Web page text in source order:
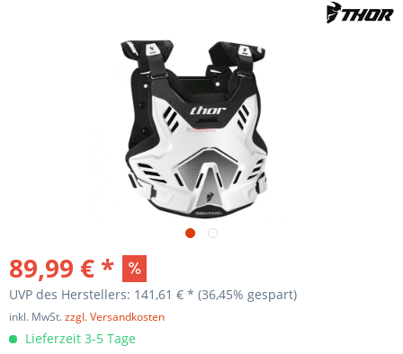
89,99 € *
UVP des Herstellers: 141,61 € * (36,45% gespart)
inkl. MwSt.zzgl. Versandkosten
Lieferzeit 3-5 Tage